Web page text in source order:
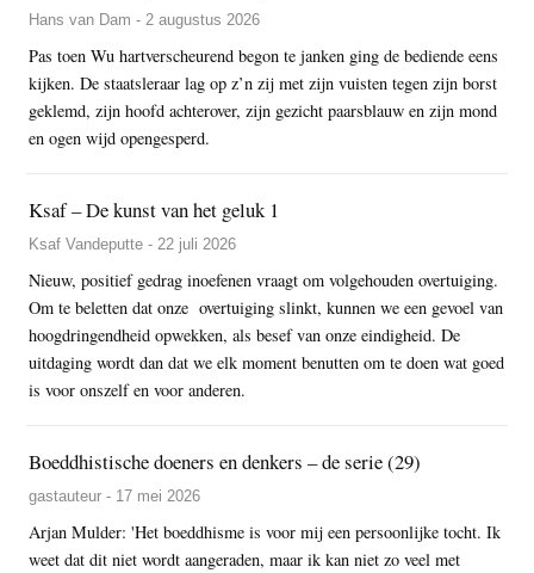
Hans van Dam - 2 augustus 2026
Pas toen Wu hartverscheurend begon te janken ging de bediende eens
kijken. De staatsleraar lag op z’n zij met zijn vuisten tegen zijn borst
geklemd, zijn hoofd achterover, zijn gezicht paarsblauw en zijn mond
en ogen wijd opengesperd.
Ksaf – De kunst van het geluk 1
Ksaf Vandeputte - 22 juli 2026
Nieuw, positief gedrag inoefenen vraagt om volgehouden overtuiging.
Om te beletten dat onze overtuiging slinkt, kunnen we een gevoel van
hoogdringendheid opwekken, als besef van onze eindigheid. De
uitdaging wordt dan dat we elk moment benutten om te doen wat goed
is voor onszelf en voor anderen.
Boeddhistische doeners en denkers – de serie (29)
gastauteur - 17 mei 2026
Arjan Mulder: 'Het boeddhisme is voor mij een persoonlijke tocht. Ik
weet dat dit niet wordt aangeraden, maar ik kan niet zo veel met